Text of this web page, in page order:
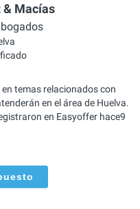
& Macías
temas relacionados con
en el área de Huelva.
en Easyoffer hace9